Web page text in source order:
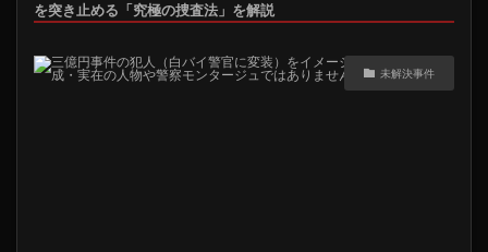
を突き止める「究極の捜査法」を解説
未解決事件